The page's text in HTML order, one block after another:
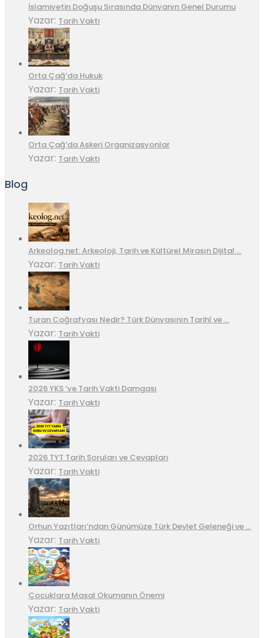
İslamiyetin Doğuşu Sırasında Dünyanın Genel Durumu
Yazar: Tarih Vakti
Orta Çağ’da Hukuk
Yazar: Tarih Vakti
Orta Çağ’da Askeri Organizasyonlar
Yazar: Tarih Vakti
Blog
Arkeolog.net: Arkeoloji, Tarih ve Kültürel Mirasın Dijital …
Yazar: Tarih Vakti
Turan Coğrafyası Nedir? Türk Dünyasının Tarihî ve …
Yazar: Tarih Vakti
2026 YKS ’ye Tarih Vakti Damgası
Yazar: Tarih Vakti
2026 TYT Tarih Soruları ve Cevapları
Yazar: Tarih Vakti
Orhun Yazıtları’ndan Günümüze Türk Devlet Geleneği ve …
Yazar: Tarih Vakti
Çocuklara Masal Okumanın Önemi
Yazar: Tarih Vakti